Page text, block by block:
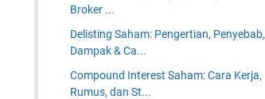
Broker ...
Delisting Saham: Pengertian, Penyebab,
Dampak & Ca...
Compound Interest Saham: Cara Kerja,
Rumus, dan St...